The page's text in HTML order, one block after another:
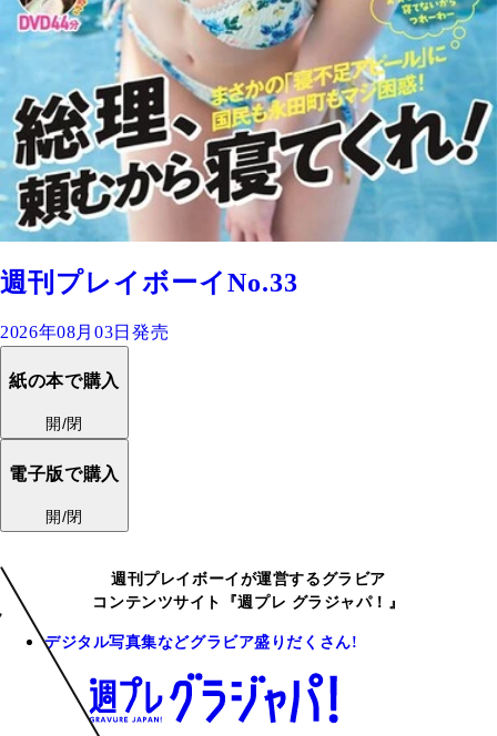
週刊プレイボーイNo.33
2026年08月03日発売
紙の本で購入
開/閉
電子版で購入
開/閉
週刊プレイボーイが運営するグラビア
コンテンツサイト『週プレ グラジャパ！』
デジタル写真集などグラビア盛りだくさん!